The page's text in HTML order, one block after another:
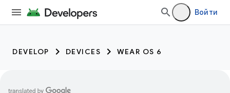
Войти
DEVELOP DEVICES WEAR OS 6